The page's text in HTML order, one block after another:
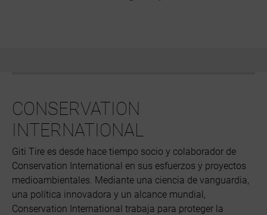
CONSERVATION
INTERNATIONAL
Giti Tire es desde hace tiempo socio y colaborador de
Conservation International en sus esfuerzos y proyectos
medioambientales. Mediante una ciencia de vanguardia,
una política innovadora y un alcance mundial,
Conservation International trabaja para proteger la